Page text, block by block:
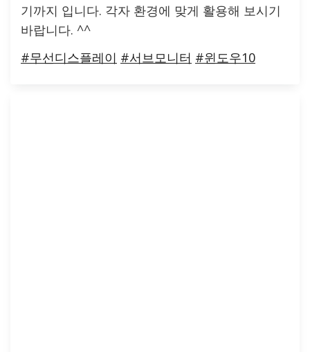
기까지 입니다. 각자 환경에 맞게 활용해 보시기
바랍니다. ^^
#무선디스플레이 #서브모니터 #윈도우10